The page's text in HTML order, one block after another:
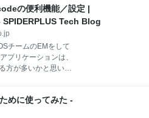
書いていきます。 大
システムで、開発は
ー上で行なっていま
既存開発プロジェク
存プロジェクトに
対応できていなかっ
用語が少しはわかる
の便利機能／設定 |
Tech Blog
チームのEMをして
プリケーションは、
方が多いかと思いま
。 私自身、Xcodeの
のストレス軽減を感
めに使ってみた -